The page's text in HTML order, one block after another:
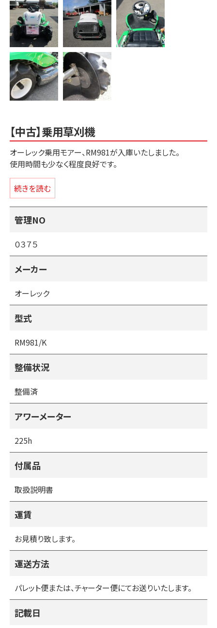
【中古】乗用草刈機
オーレック乗用モアー、RM981が入庫いたしました。
使用時間も少なく程度良好です。
刈幅９８０ｍｍ・エンジン出力２２馬力・前後進HST無断変
速・高張力鋼デッキ・チルトステアリング・デッキカバー内洗
浄機能付き・１２V電源・デフロック付き。
す。
（重点整備ポイント内容）
縦軸・横軸・刈り取り軸のガタ等のチェックが必要になりま
す。
未整備の場合はその後高額な整備費用がかかる場合があり
商品の選択の際は部品の供給が可能なのかも含め、必ず確
かめる点になりますが、当社の整備済みの商品はフレームの
みの状態まで分解整備し、オイルシール・ベアリング等も点
検または交換後に販売しておりますので安心してお使いいた
だけます。
また、部品の供給も問題ありません。
（整備済みの商品は１０項目の点検項目を点検整備し、調整
１・各オイル点検・交換
２・各ベルト点検
３・各ワイヤー点検・交換
５・ブレーキ点検・交換
６・エアークリーナークリーニング・交換
７・フロントタイヤの縦軸・横軸・刈り取り軸のガタ
９・エンジンオイルの交換
１０・グリスアップ
続きを読む
管理NO
０３７５
メーカー
オーレック
型式
RM981/K
整備状況
整備済
アワーメーター
225h
付属品
取扱説明書
運賃
お見積り致します。
運送方法
パレット便または、チャーター便にてお送りいたします。
記載日